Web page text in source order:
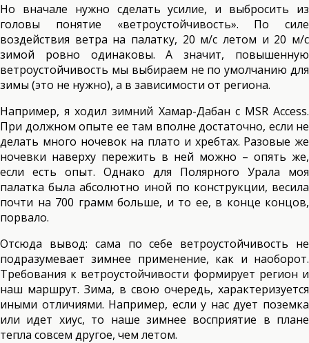
Но вначале нужно сделать усилие, и выбросить из
головы понятие «ветроустойчивость». По силе
воздействия ветра на палатку, 20 м/с летом и 20 м/с
зимой ровно одинаковы. А значит, повышенную
ветроустойчивость мы выбираем не по умолчанию для
зимы (это не нужно), а в зависимости от региона.
Например, я ходил зимний Хамар-Дабан с MSR Access.
При должном опыте ее там вполне достаточно, если не
делать много ночевок на плато и хребтах. Разовые же
ночевки наверху пережить в ней можно – опять же,
если есть опыт. Однако для Полярного Урала моя
палатка была абсолютно иной по конструкции, весила
почти на 700 грамм больше, и то ее, в конце концов,
порвало.
Отсюда вывод: сама по себе ветроустойчивость не
подразумевает зимнее применение, как и наоборот.
Требования к ветроустойчивости формирует регион и
наш маршрут. Зима, в свою очередь, характеризуется
иными отличиями. Например, если у нас дует поземка
или идет хиус, то наше зимнее восприятие в плане
тепла совсем другое, чем летом.